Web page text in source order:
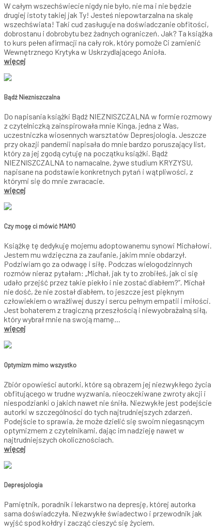
W całym wszechświecie nigdy nie było, nie ma i nie będzie
drugiej istoty takiej jak Ty! Jesteś niepowtarzalna na skalę
wszechświata! Taki cud zasługuje na doświadczanie obfitości,
dobrostanu i dobrobytu bez żadnych ograniczeń. Jak? Ta książka
to kurs pełen afirmacji na cały rok, który pomoże Ci zamienić
Wewnętrznego Krytyka w Uskrzydlającego Anioła.
więcej
Bądź Niezniszczalna
Do napisania książki Bądź NIEZNISZCZALNA w formie rozmowy
z czytelniczką zainspirowała mnie Kinga, jedna z Was,
uczestniczka wiosennych warsztatów Depresjologia. Jeszcze
przy okazji pandemii napisała do mnie bardzo poruszający list,
który za jej zgodą cytuję na początku książki. Bądź
NIEZNISZCZALNA to namacalne, żywe studium KRYZYSU,
napisane na podstawie konkretnych pytań i wątpliwości, z
którymi się do mnie zwracacie.
więcej
Czy mogę ci mówić MAMO
Książkę tę dedykuję mojemu adoptowanemu synowi Michałowi.
Jestem mu wdzięczna za zaufanie, jakim mnie obdarzył.
Podziwiam go za odwagę i siłę. Podczas wielogodzinnych
rozmów nieraz pytałam: „Michał, jak ty to zrobiłeś, jak ci się
udało przejść przez takie piekło i nie zostać diabłem?”. Michał
nie dość, że nie został diabłem, to jeszcze jest pięknym
człowiekiem o wrażliwej duszy i sercu pełnym empatii i miłości.
Jest bohaterem z tragiczną przeszłością i niewyobrażalną siłą,
który wybrał mnie na swoją mamę…
więcej
Optymizm mimo wszystko
Zbiór opowieści autorki, które są obrazem jej niezwykłego życia
obfitującego w trudne wyzwania, nieoczekiwane zwroty akcji i
niespodzianki o jakich nawet nie śniła. Niezwykłe jest podejście
autorki w szczególności do tych najtrudniejszych zdarzeń.
Podejście to sprawia, że może dzielić się swoim niegasnącym
optymizmem z czytelnikami, dając im nadzieję nawet w
najtrudniejszych okolicznościach.
więcej
Depresjologia
Pamiętnik, poradnik i lekarstwo na depresję, której autorka
sama doświadczyła. Niezwykłe świadectwo i przewodnik jak
wyjść spod kołdry i zacząć cieszyć się życiem.